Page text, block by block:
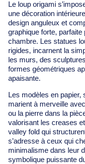
Le loup origami
une décoration
design anguleux et
graphique forte,
chambre. Les statues
rigides, incarnent la
les murs, des
formes géométriques
apaisante.
Les modèles en
marient à merveille
ou la pierre dans la
valorisant les creases
valley fold qui
s’adresse à ceux qui
minimalisme dans leur
symbolique puissante